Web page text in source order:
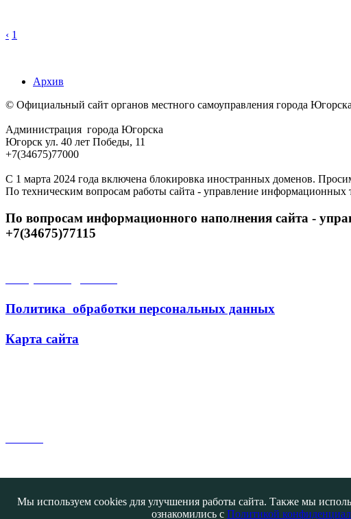
‹ 1
Архив
© Официальный сайт органов местного самоуправления города Югорска
Администрация города Югорска
Югорск ул. 40 лет Победы, 11
+7(34675)77000
С 1 марта 2024 года включена блокировка иностранных доменов.
По техническим вопросам работы сайта - управление информационных
По вопросам информационного наполнения сайта -
+7(34675)77115
Политика обработки персональных данных
Карта сайта
Мы используем cookies для улучшения работы сайта. Также мы
ознакомились с Политикой